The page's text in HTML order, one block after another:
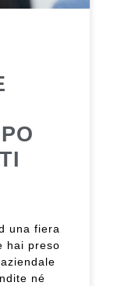
una fiera
hai preso
né